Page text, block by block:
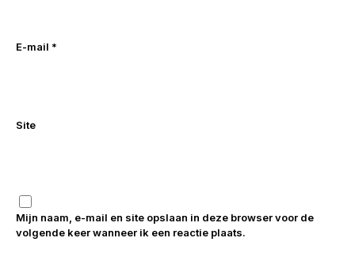
E-mail *
Site
Mijn naam, e-mail en site opslaan in deze browser voor de
volgende keer wanneer ik een reactie plaats.